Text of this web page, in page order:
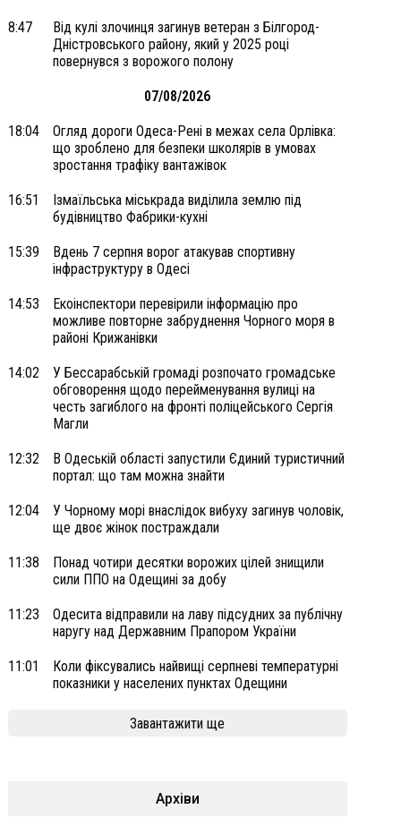
8:47
Від кулі злочинця загинув ветеран з Білгород-
Дністровського району, який у 2025 році
повернувся з ворожого полону
07/08/2026
18:04
Огляд дороги Одеса-Рені в межах села Орлівка:
що зроблено для безпеки школярів в умовах
зростання трафіку вантажівок
16:51
Ізмаїльська міськрада виділила землю під
будівництво Фабрики-кухні
15:39
Вдень 7 серпня ворог атакував спортивну
інфраструктуру в Одесі
14:53
Екоінспектори перевірили інформацію про
можливе повторне забруднення Чорного моря в
районі Крижанівки
14:02
У Бессарабській громаді розпочато громадське
обговорення щодо перейменування вулиці на
честь загиблого на фронті поліцейського Сергія
Магли
12:32
В Одеській області запустили Єдиний туристичний
портал: що там можна знайти
12:04
У Чорному морі внаслідок вибуху загинув чоловік,
ще двоє жінок постраждали
11:38
Понад чотири десятки ворожих цілей знищили
сили ППО на Одещині за добу
11:23
Одесита відправили на лаву підсудних за публічну
наругу над Державним Прапором України
11:01
Коли фіксувались найвищі серпневі температурні
показники у населених пунктах Одещини
Завантажити ще
Архіви